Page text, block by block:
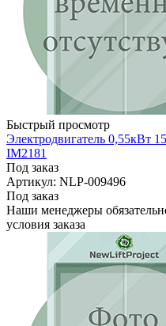
Быстрый просмотр
Электродвигатель 0,55кВт
IM2181
Под заказ
Артикул: NLP-009496
Под заказ
Наши менеджеры
условия заказа